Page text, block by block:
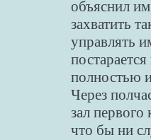
объяснил
захватить
управлять
полностью
Через
зал
что бы ни